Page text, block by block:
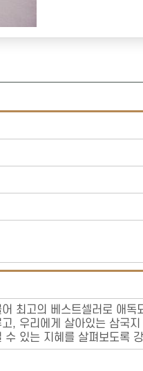
최고의 베스트셀러로 애
, 우리에게 살아있는 삼국
수 있는 지혜를 살펴보도록